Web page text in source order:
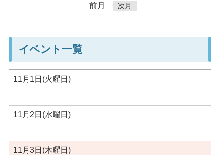
前月 次月
イベント一覧
11月1日(火曜日)
11月2日(水曜日)
11月3日(木曜日)